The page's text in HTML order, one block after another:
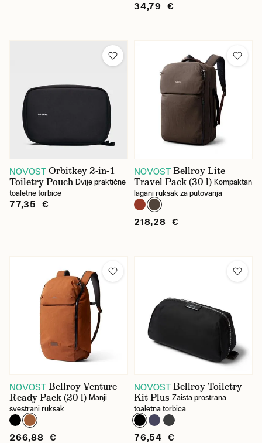
34,79 €
NOVOST Orbitkey 2-in-1
Toiletry Pouch Dvije praktične
toaletne torbice
77,35 €
NOVOST Bellroy Lite
Travel Pack (30 l) Kompaktan
lagani ruksak za putovanja
218,28 €
NOVOST Bellroy Venture
Ready Pack (20 l) Manji
svestrani ruksak
266,88 €
NOVOST Bellroy Toiletry
Kit Plus Zaista prostrana
toaletna torbica
76,54 €